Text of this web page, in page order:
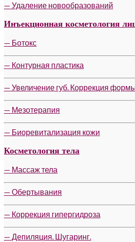
— Удаление новообразований
Инъекционная косметология
— Ботокс
— Контурная пластика
— Увеличение губ. Коррекция
— Мезотерапия
— Биоревитализация кожи
Косметология тела
— Массаж тела
— Обертывания
— Коррекция гипергидроза
— Депиляция. Шугаринг.